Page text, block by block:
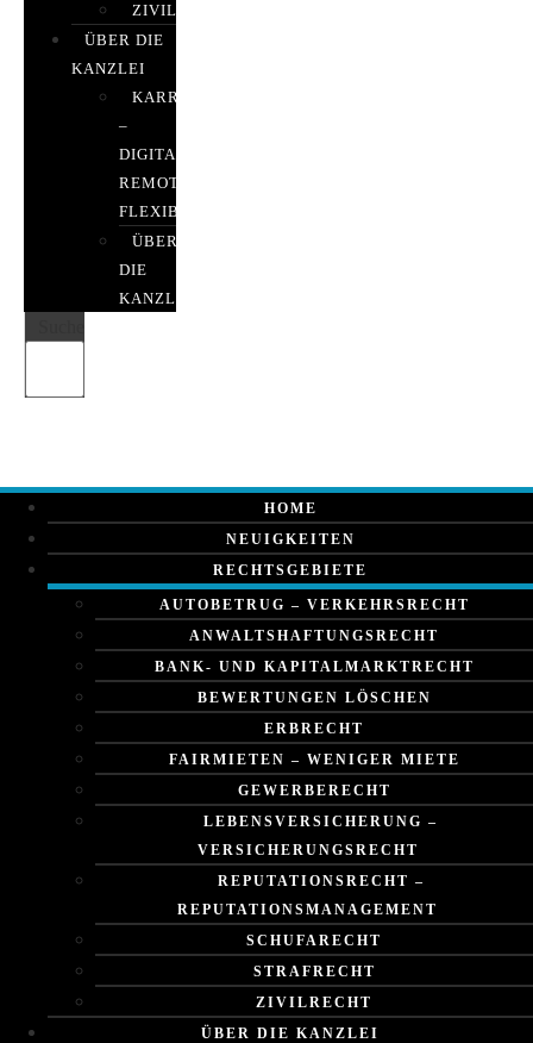
ZIVILRECHT
ÜBER DIE
KANZLEI
KARRIERE
–
DIGITAL,
REMOTE,
FLEXIBEL
ÜBER
DIE
KANZLEI
HOME
NEUIGKEITEN
RECHTSGEBIETE
AUTOBETRUG – VERKEHRSRECHT
ANWALTSHAFTUNGSRECHT
BANK- UND KAPITALMARKTRECHT
BEWERTUNGEN LÖSCHEN
ERBRECHT
FAIRMIETEN – WENIGER MIETE
GEWERBERECHT
LEBENSVERSICHERUNG –
VERSICHERUNGSRECHT
REPUTATIONSRECHT –
REPUTATIONSMANAGEMENT
SCHUFARECHT
STRAFRECHT
ZIVILRECHT
ÜBER DIE KANZLEI